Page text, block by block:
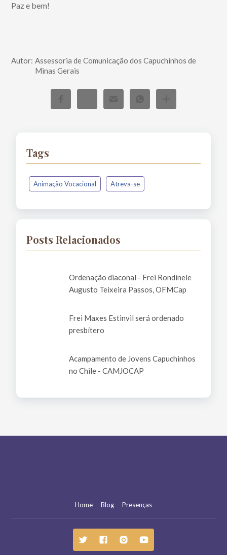
Paz e bem!
Autor: Assessoria de Comunicação dos Capuchinhos de
Minas Gerais
Tags
Animação Vocacional Atreva-se
Posts Relacionados
Ordenação diaconal - Frei Rondinele
Augusto Teixeira Passos, OFMCap
Frei Maxes Estinvil será ordenado
presbítero
Acampamento de Jovens Capuchinhos
no Chile - CAMJOCAP
Home Blog Presenças